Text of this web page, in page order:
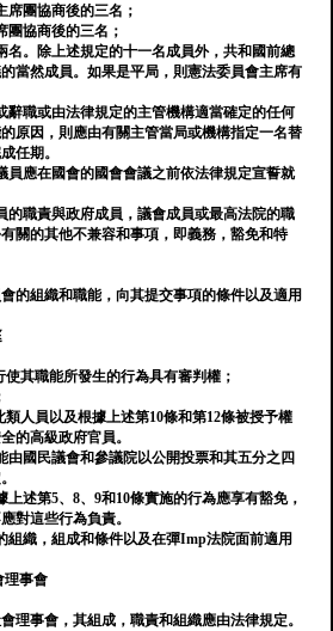
席團協商後的三名；
團協商後的三名；
名。除上述規定的十一名成員外，共和國前總
當然成員。如果是平局，則憲法委員會主席有
辭職或由法律規定的主管機構適當確定的任何
原因，則應由有關主管當局或機構指定一名替
任期。
員應在國會的國會會議之前依法律規定宣誓就
的職責與政府成員，議會成員或最高法院的職
關的其他不兼容和事項，即義務，豁免和特
的組織和職能，向其提交事項的條件以及適用
使其職能所發生的行為具有審判權；
人員以及根據上述第10條和第12條被授予權
的高級政府官員。
由國民議會和參議院以公開投票和其五分之四
上述第5、8、9和10條實施的行為應享有豁免，
對這些行為負責。
組織，組成和條件以及在彈Imp法院面前適用
理事會
理事會，其組成，職責和組織應由法律規定。